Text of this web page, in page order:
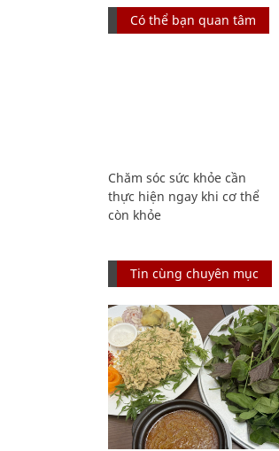
Có thể bạn quan tâm
Chăm sóc sức khỏe cần
thực hiện ngay khi cơ thể
còn khỏe
Tin cùng chuyên mục